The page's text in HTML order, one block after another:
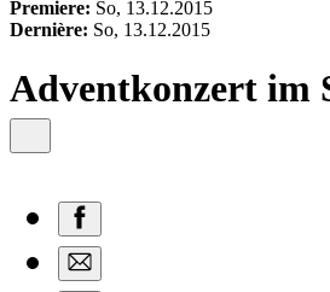
content
Premiere: So, 13.12.2015
Dernière: So, 13.12.2015
Adventkonzert im